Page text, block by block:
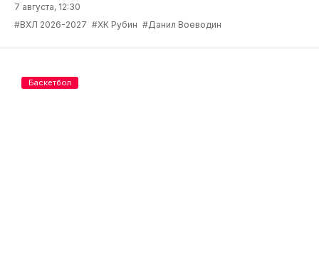
7 августа, 12:30
#ВХЛ 2026-2027 #ХК Рубин #Данил Воеводин
Баскетбол